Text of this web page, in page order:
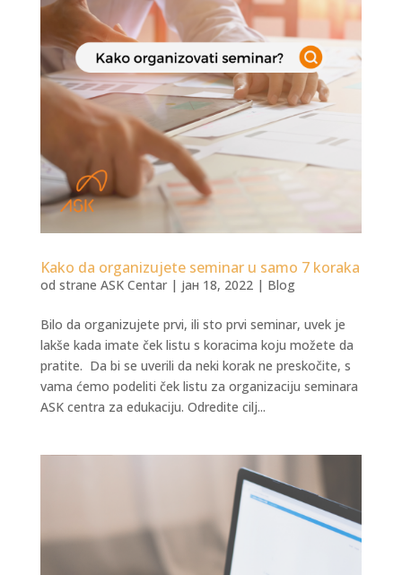
Kako da organizujete seminar u samo 7 koraka
od strane ASK Centar| јан 18, 2022| Blog
Bilo da organizujete prvi, ili sto prvi seminar, uvek je
lakše kada imate ček listu s koracima koju možete da
pratite. Da bi se uverili da neki korak ne preskočite, s
vama ćemo podeliti ček listu za organizaciju seminara
ASK centra za edukaciju. Odredite cilj...